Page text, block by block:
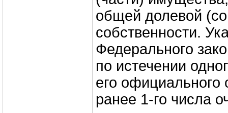
общей долевой
собственности.
Федерального
по истечении
его официального
ранее 1-го числа